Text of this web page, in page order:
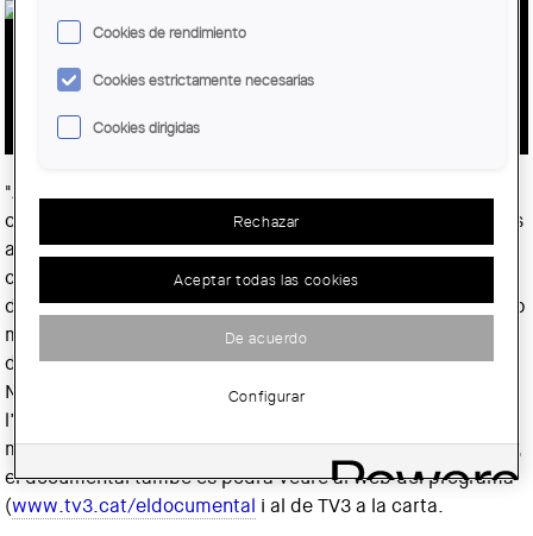
"ON TOT VA COMENÇAR... PICASSO I
BARCELONA"
"Allà és on va començar tot... Allà és on vaig entendre fins
on podia arribar", va dir Picasso als seus biògrafs els últims
anys de la seva vida. D'aquí ve el títol d'"On tot va
començar... Picasso i Barcelona", de Jaume Boix, l'estrena
de l'espai del 33 "El documental" del dijous 14 de març amb
motiu de la celebració dels 50 anys del Museu Picasso. El
documental inclou imatges dels frisos de la seu de plaça
Nova, realitzats per Carl Nesjar a partir dels dibuixos de
l’artista malagueny. El documental s’emet el dijous 14 de
març a les 22.40 h al Canal 33. Després de la seva estrena,
el documental també es podrà veure al web del programa
(www.tv3.cat/eldocumental i al de TV3 a la carta.
Cookies de rendimiento
Cookies estrictamente necesarias
Cookies dirigidas
Rechazar
Aceptar todas las cookies
De acuerdo
Configurar